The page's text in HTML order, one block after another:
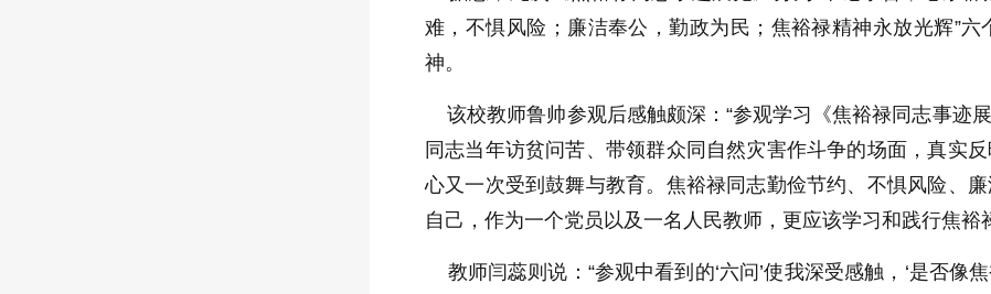
难，不惧风险；廉洁奉公，勤政为民；焦裕禄精神永放光辉”
神。
该校教师鲁帅参观后感触颇深：“参观学习《焦裕禄同志事迹
同志当年访贫问苦、带领群众同自然灾害作斗争的场面，真实
心又一次受到鼓舞与教育。焦裕禄同志勤俭节约、不惧风险、
自己，作为一个党员以及一名人民教师，更应该学习和践行焦
教师闫蕊则说：“参观中看到的‘六问’使我深受感触，‘是否